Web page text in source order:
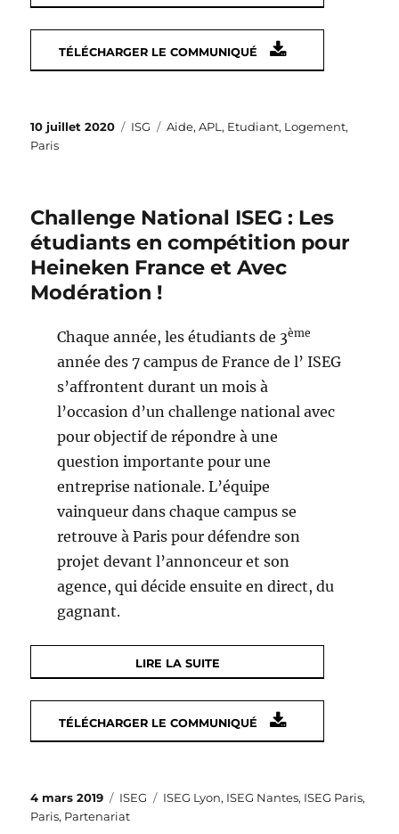
TÉLÉCHARGER LE COMMUNIQUÉ
Publié
le
10 juillet 2020 Catégories
ISG Étiquettes
Aide,APL , Etudiant, Logement,
Paris
Challenge National ISEG : Les
étudiants en compétition pour
Heineken France et Avec
Modération !
Chaque année, les étudiants de 3ème
année des 7 campus de France de l’ ISEG
s’affrontent durant un mois à
l’occasion d’un challenge national avec
pour objectif de répondre à une
question importante pour une
entreprise nationale. L’équipe
vainqueur dans chaque campus se
retrouve à Paris pour défendre son
projet devant l’annonceur et son
agence, qui décide ensuite en direct, du
gagnant.
LIRE LA SUITE
TÉLÉCHARGER LE COMMUNIQUÉ
Publié
le
4 mars 2019 Catégories
ISEG Étiquettes
ISEG Lyon, ISEG Nantes, ISEG Paris,
Paris, Partenariat